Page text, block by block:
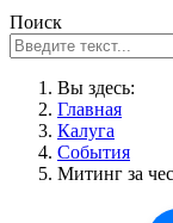
Поиск
Вы здесь:
Главная
Калуга
События
Митинг за